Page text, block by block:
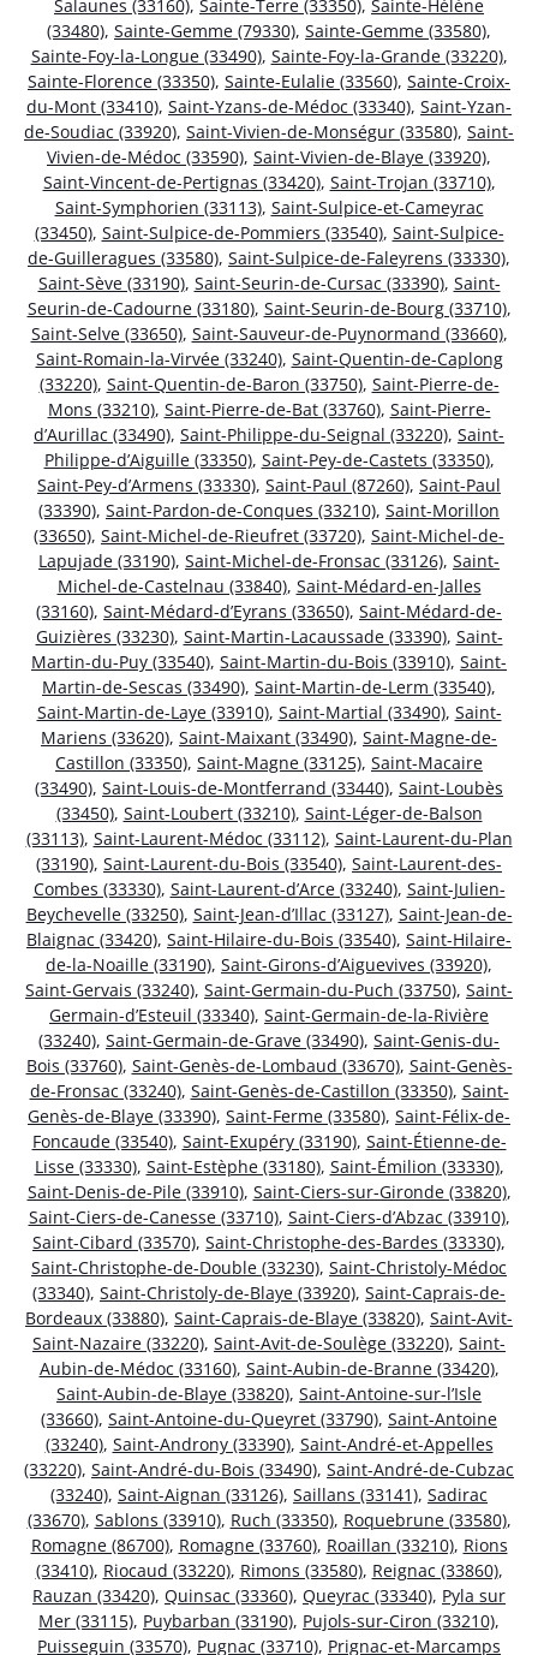
Salaunes (33160), Sainte-Terre (33350), Sainte-Hélène
(33480), Sainte-Gemme (79330), Sainte-Gemme (33580),
Sainte-Foy-la-Longue (33490), Sainte-Foy-la-Grande (33220),
Sainte-Florence (33350), Sainte-Eulalie (33560), Sainte-Croix-
du-Mont (33410), Saint-Yzans-de-Médoc (33340), Saint-Yzan-
de-Soudiac (33920), Saint-Vivien-de-Monségur (33580), Saint-
Vivien-de-Médoc (33590), Saint-Vivien-de-Blaye (33920),
Saint-Vincent-de-Pertignas (33420), Saint-Trojan (33710),
Saint-Symphorien (33113), Saint-Sulpice-et-Cameyrac
(33450), Saint-Sulpice-de-Pommiers (33540), Saint-Sulpice-
de-Guilleragues (33580), Saint-Sulpice-de-Faleyrens (33330),
Saint-Sève (33190), Saint-Seurin-de-Cursac (33390), Saint-
Seurin-de-Cadourne (33180), Saint-Seurin-de-Bourg (33710),
Saint-Selve (33650), Saint-Sauveur-de-Puynormand (33660),
Saint-Romain-la-Virvée (33240), Saint-Quentin-de-Caplong
(33220), Saint-Quentin-de-Baron (33750), Saint-Pierre-de-
Mons (33210), Saint-Pierre-de-Bat (33760), Saint-Pierre-
d’Aurillac (33490), Saint-Philippe-du-Seignal (33220), Saint-
Philippe-d’Aiguille (33350), Saint-Pey-de-Castets (33350),
Saint-Pey-d’Armens (33330), Saint-Paul (87260), Saint-Paul
(33390), Saint-Pardon-de-Conques (33210), Saint-Morillon
(33650), Saint-Michel-de-Rieufret (33720), Saint-Michel-de-
Lapujade (33190), Saint-Michel-de-Fronsac (33126), Saint-
Michel-de-Castelnau (33840), Saint-Médard-en-Jalles
(33160), Saint-Médard-d’Eyrans (33650), Saint-Médard-de-
Guizières (33230), Saint-Martin-Lacaussade (33390), Saint-
Martin-du-Puy (33540), Saint-Martin-du-Bois (33910), Saint-
Martin-de-Sescas (33490), Saint-Martin-de-Lerm (33540),
Saint-Martin-de-Laye (33910), Saint-Martial (33490), Saint-
Mariens (33620), Saint-Maixant (33490), Saint-Magne-de-
Castillon (33350), Saint-Magne (33125), Saint-Macaire
(33490), Saint-Louis-de-Montferrand (33440), Saint-Loubès
(33450), Saint-Loubert (33210), Saint-Léger-de-Balson
(33113), Saint-Laurent-Médoc (33112), Saint-Laurent-du-Plan
(33190), Saint-Laurent-du-Bois (33540), Saint-Laurent-des-
Combes (33330), Saint-Laurent-d’Arce (33240), Saint-Julien-
Beychevelle (33250), Saint-Jean-d’Illac (33127), Saint-Jean-de-
Blaignac (33420), Saint-Hilaire-du-Bois (33540), Saint-Hilaire-
de-la-Noaille (33190), Saint-Girons-d’Aiguevives (33920),
Saint-Gervais (33240), Saint-Germain-du-Puch (33750), Saint-
Germain-d’Esteuil (33340), Saint-Germain-de-la-Rivière
(33240), Saint-Germain-de-Grave (33490), Saint-Genis-du-
Bois (33760), Saint-Genès-de-Lombaud (33670), Saint-Genès-
de-Fronsac (33240), Saint-Genès-de-Castillon (33350), Saint-
Genès-de-Blaye (33390), Saint-Ferme (33580), Saint-Félix-de-
Foncaude (33540), Saint-Exupéry (33190), Saint-Étienne-de-
Lisse (33330), Saint-Estèphe (33180), Saint-Émilion (33330),
Saint-Denis-de-Pile (33910), Saint-Ciers-sur-Gironde (33820),
Saint-Ciers-de-Canesse (33710), Saint-Ciers-d’Abzac (33910),
Saint-Cibard (33570), Saint-Christophe-des-Bardes (33330),
Saint-Christophe-de-Double (33230), Saint-Christoly-Médoc
(33340), Saint-Christoly-de-Blaye (33920), Saint-Caprais-de-
Bordeaux (33880), Saint-Caprais-de-Blaye (33820), Saint-Avit-
Saint-Nazaire (33220), Saint-Avit-de-Soulège (33220), Saint-
Aubin-de-Médoc (33160), Saint-Aubin-de-Branne (33420),
Saint-Aubin-de-Blaye (33820), Saint-Antoine-sur-l’Isle
(33660), Saint-Antoine-du-Queyret (33790), Saint-Antoine
(33240), Saint-Androny (33390), Saint-André-et-Appelles
(33220), Saint-André-du-Bois (33490), Saint-André-de-Cubzac
(33240), Saint-Aignan (33126), Saillans (33141), Sadirac
(33670), Sablons (33910), Ruch (33350), Roquebrune (33580),
Romagne (86700), Romagne (33760), Roaillan (33210), Rions
(33410), Riocaud (33220), Rimons (33580), Reignac (33860),
Rauzan (33420), Quinsac (33360), Queyrac (33340), Pyla sur
Mer (33115), Puybarban (33190), Pujols-sur-Ciron (33210),
Puisseguin (33570), Pugnac (33710), Prignac-et-Marcamps